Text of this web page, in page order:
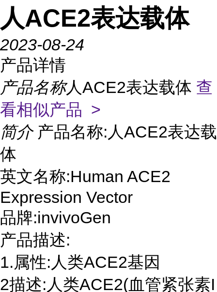
人ACE2表达载体
2023-08-24
产品详情
产品名称人ACE2表达载体 查
看相似产品 >
简介 产品名称:人ACE2表达载
体
英文名称:Human ACE2
Expression Vector
品牌:invivoGen
产品描述:
1.属性:人类ACE2基因
2描述:人类ACE2(血管紧张素I